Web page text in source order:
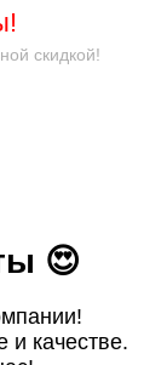
скидкой!
😍
и качестве.